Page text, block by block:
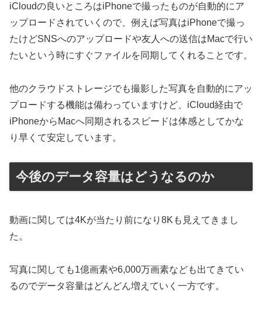
iCloudの良いところはiPhoneで撮ったものが自動的にア
ップロードされていくので、例えば写真はiPhoneで撮っ
たけどSNSへのアップロードや友人への送信はMacで行い
たいという時にすぐファイルを同期してくれることです。
他のクラウドストレージでも撮影した写真を自動的にアッ
プロードする機能は備わっていますけど、iCloud経由で
iPhoneからMacへ同期されるスピードは体感としてかな
り早くて安定しています。
今後のデータ容量はどうなるのか
動画に関しては4Kが当たり前になり8Kも見えてきまし
た。
写真に関しても1億画素や6,000万画素なども出てきてい
るのでデータ容量はどんどん増えていく一方です。